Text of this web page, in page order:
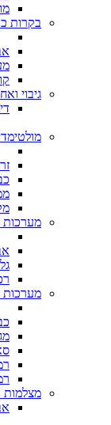
בקרות
גיבוי
מערכות